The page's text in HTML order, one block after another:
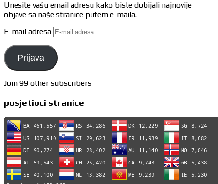
Unesite vašu email adresu kako biste dobijali najnovije
objave sa naše stranice putem e-maila.
E-mail adresa
Prijava
Join 99 other subscribers
posjetioci stranice